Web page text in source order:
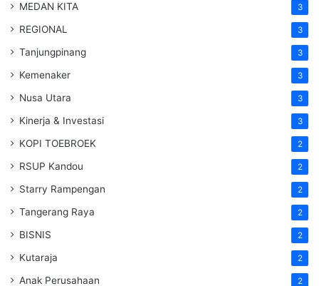
MEDAN KITA 3
REGIONAL 3
Tanjungpinang 3
Kemenaker 3
Nusa Utara 3
Kinerja & Investasi 3
KOPI TOEBROEK 2
RSUP Kandou 2
Starry Rampengan 2
Tangerang Raya 2
BISNIS 2
Kutaraja 2
Anak Perusahaan 2